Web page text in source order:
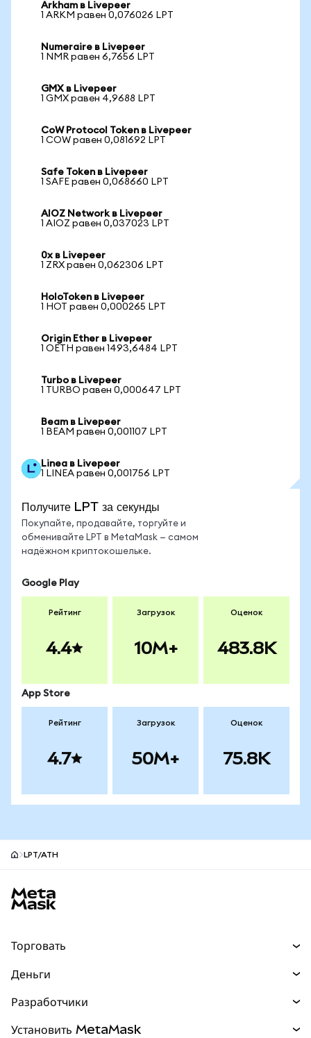
Arkham в Livepeer
1 ARKM равен 0,076026 LPT
Numeraire в Livepeer
1 NMR равен 6,7656 LPT
GMX в Livepeer
1 GMX равен 4,9688 LPT
CoW Protocol Token в Livepeer
1 COW равен 0,081692 LPT
Safe Token в Livepeer
1 SAFE равен 0,068660 LPT
AIOZ Network в Livepeer
1 AIOZ равен 0,037023 LPT
0x в Livepeer
1 ZRX равен 0,062306 LPT
HoloToken в Livepeer
1 HOT равен 0,000265 LPT
Origin Ether в Livepeer
1 OETH равен 1493,6484 LPT
Turbo в Livepeer
1 TURBO равен 0,000647 LPT
Beam в Livepeer
1 BEAM равен 0,001107 LPT
Linea в Livepeer
1 LINEA равен 0,001756 LPT
Получите LPT за секунды
Покупайте, продавайте, торгуйте и
обменивайте LPT в MetaMask — самом
надёжном криптокошельке.
Google Play
Рейтинг
4.4
Загрузок
10M+
Оценок
483.8K
App Store
Рейтинг
4.7
Загрузок
50M+
Оценок
75.8K
LPT/ATH
Торговать
Прогнозы
Перпы НОВИНКА
Деньги
Разработчики
Установить MetaMask